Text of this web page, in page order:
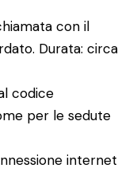
con il
Durata: circa
codice
per le sedute
internet